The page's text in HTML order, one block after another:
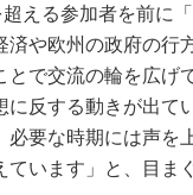
える参加者を前に
済や欧州の政府の行
とで交流の輪を広げ
に反する動きが出て
必要な時期には声を
ています」と、目ま